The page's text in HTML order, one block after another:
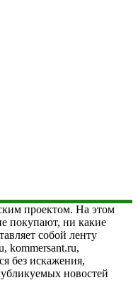
проектом. На этом
покупают, ни какие
собой ленту
kommersant.ru,
без искажения,
новостей